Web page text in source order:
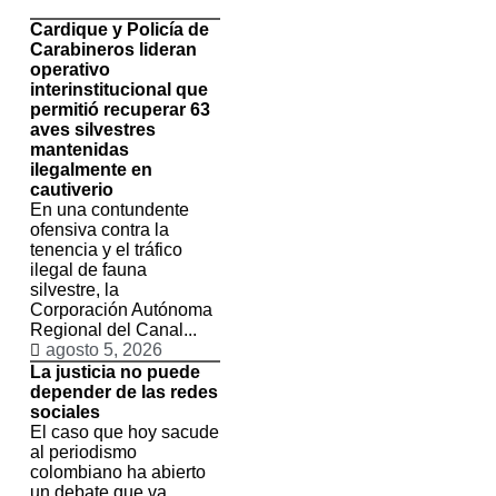
Cardique y Policía de
Carabineros lideran
operativo
interinstitucional que
permitió recuperar 63
aves silvestres
mantenidas
ilegalmente en
cautiverio
En una contundente
ofensiva contra la
tenencia y el tráfico
ilegal de fauna
silvestre, la
Corporación Autónoma
Regional del Canal...
agosto 5, 2026
La justicia no puede
depender de las redes
sociales
El caso que hoy sacude
al periodismo
colombiano ha abierto
un debate que va